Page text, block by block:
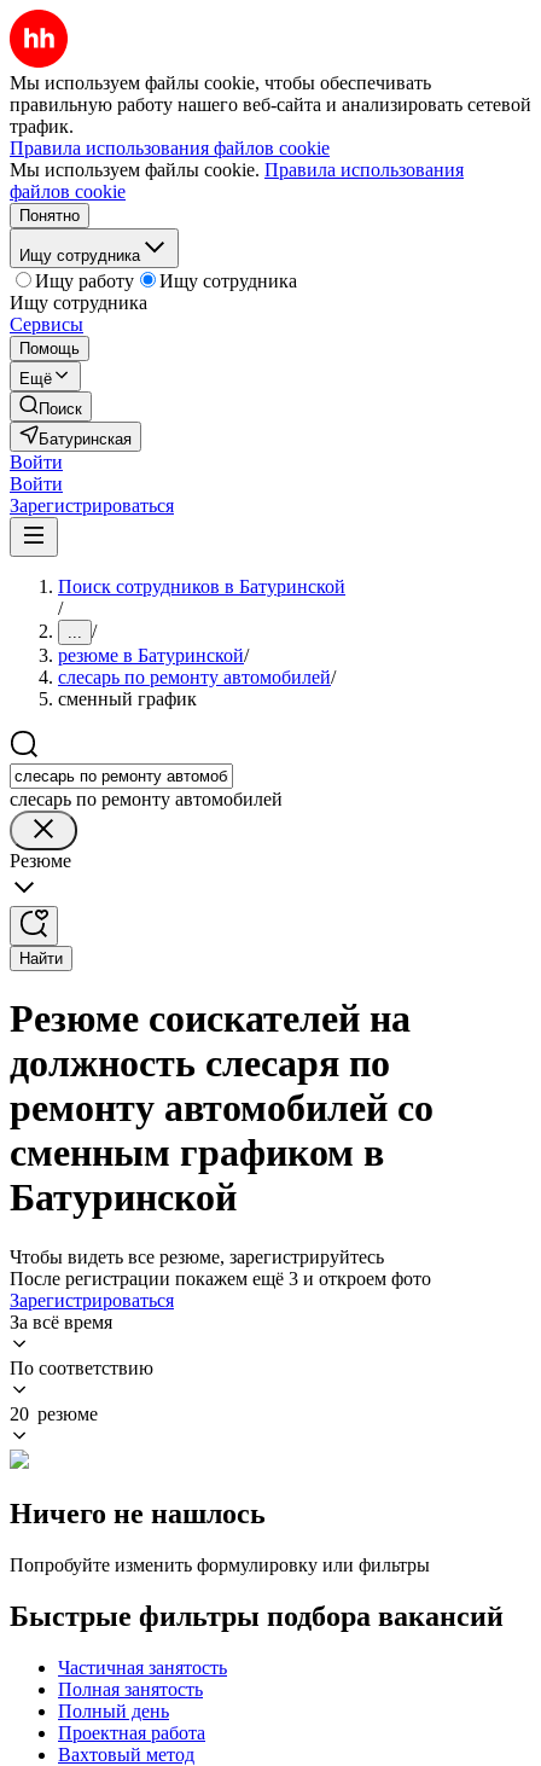
Мы используем файлы cookie, чтобы обеспечивать
правильную работу нашего веб-сайта и анализировать сетевой
трафик.
Правила использования файлов cookie
Мы используем файлы cookie. Правила использования
файлов cookie
Понятно
Ищу сотрудника
Ищу работу
Ищу сотрудника
Ищу сотрудника
Сервисы
Помощь
Ещё
Поиск
Батуринская
Войти
Войти
Зарегистрироваться
Поиск сотрудников в Батуринской
/
... /
резюме в Батуринской/
слесарь по ремонту автомобилей/
сменный график
слесарь по ремонту автомобилей
Резюме
Найти
Резюме соискателей на
должность слесаря по
ремонту автомобилей со
сменным графиком в
Батуринской
Чтобы видеть все резюме, зарегистрируйтесь
После регистрации покажем ещё 3 и откроем фото
Зарегистрироваться
За всё время
По соответствию
20 резюме
Ничего не нашлось
Попробуйте изменить формулировку или фильтры
Быстрые фильтры подбора вакансий
Частичная занятость
Полная занятость
Полный день
Проектная работа
Вахтовый метод